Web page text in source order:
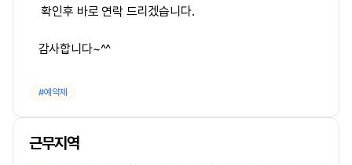
확인후 바로 연락 드리겠습니다.
감사합니다~^^
예약제
근무지역